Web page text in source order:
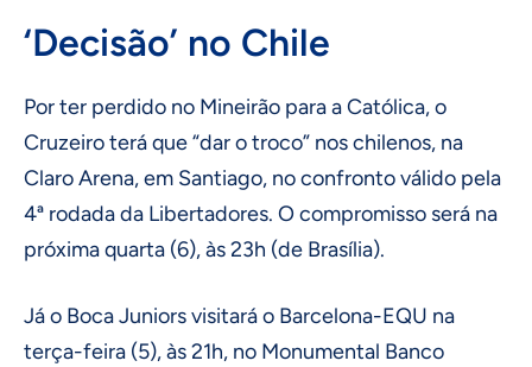
‘Decisão’ no Chile
Por ter perdido no Mineirão para a Católica, o
Cruzeiro terá que “dar o troco” nos chilenos, na
Claro Arena, em Santiago, no confronto válido pela
4ª rodada da Libertadores. O compromisso será na
próxima quarta (6), às 23h (de Brasília).
Já o Boca Juniors visitará o Barcelona-EQU na
terça-feira (5), às 21h, no Monumental Banco